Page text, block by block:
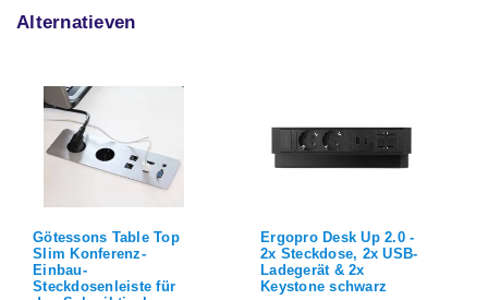
Alternatieven
Ergopro Desk Up 2.0 -
2x Steckdose, 2x USB-
Keystone schwarz
Götessons Table Top
Slim Konferenz-
Einbau-
Steckdosenleiste für